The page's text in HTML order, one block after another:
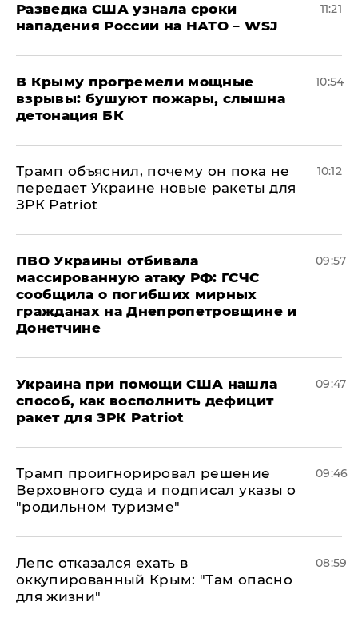
Разведка США узнала сроки
нападения России на НАТО – WSJ
11:21
В Крыму прогремели мощные
взрывы: бушуют пожары, слышна
детонация БК
10:54
Трамп объяснил, почему он пока не
передает Украине новые ракеты для
ЗРК Patriot
10:12
ПВО Украины отбивала
массированную атаку РФ: ГСЧС
сообщила о погибших мирных
гражданах на Днепропетровщине и
Донетчине
09:57
Украина при помощи США нашла
способ, как восполнить дефицит
ракет для ЗРК Patriot
09:47
Трамп проигнорировал решение
Верховного суда и подписал указы о
"родильном туризме"
09:46
Лепс отказался ехать в
оккупированный Крым: "Там опасно
для жизни"
08:59